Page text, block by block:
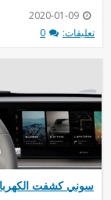
2020-01-09
تعليقات:
0
سوني كشفت